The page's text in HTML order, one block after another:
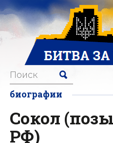
биографии
Сокол
РФ)